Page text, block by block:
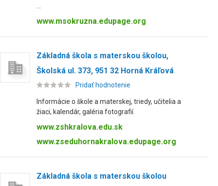
www.msokruzna.edupage.org
Základná škola s materskou školou,
Školská ul. 373, 951 32 Horná Kráľová
Pridať hodnotenie
Informácie o škole a materskej, triedy, učitelia a
žiaci, kalendár, galéria fotografií.
www.zshkralova.edu.sk
www.zseduhornakralova.edupage.org
Základná škola s materskou školou